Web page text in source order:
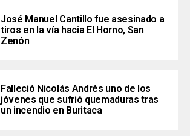
José Manuel Cantillo fue asesinado a
tiros en la vía hacia El Horno, San
Zenón
Falleció Nicolás Andrés uno de los
jóvenes que sufrió quemaduras tras
un incendio en Buritaca